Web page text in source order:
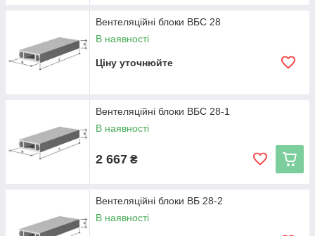
Вентеляційні блоки ВБС 28
В наявності
Ціну уточнюйте
Вентеляційні блоки ВБС 28-1
В наявності
2 667 ₴
Вентеляційні блоки ВБ 28-2
В наявності